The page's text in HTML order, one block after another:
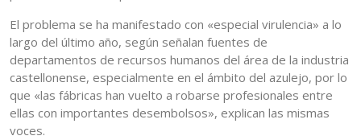
El problema se ha manifestado con «especial virulencia» a lo
largo del último año, según señalan fuentes de
departamentos de recursos humanos del área de la industria
castellonense, especialmente en el ámbito del azulejo, por lo
que «las fábricas han vuelto a robarse profesionales entre
ellas con importantes desembolsos», explican las mismas
voces.